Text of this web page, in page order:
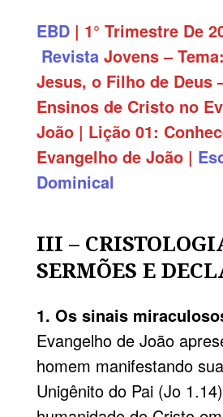
EBD| 1° Trimestre De
Revista Jovens – Tema:
Jesus, o Filho de Deus
Ensinos de Cristo no
João | Lição 01:
Evangelho de João |
Dominical
III –
SERMÕES E
1. Os sinais
Evangelho de João
homem manifestando
Unigênito do Pai (Jo